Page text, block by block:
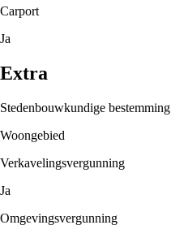
Carport
Ja
Extra
Stedenbouwkundige bestemming
Woongebied
Verkavelingsvergunning
Ja
Omgevingsvergunning